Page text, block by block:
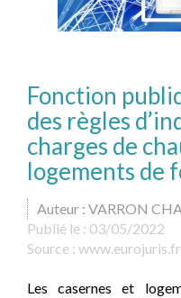
Fonction
des règles
charges de
logements de
Auteur : VARRON
Publié le : 03/05/2022
Source : www.eurojuris.fr
Les casernes et